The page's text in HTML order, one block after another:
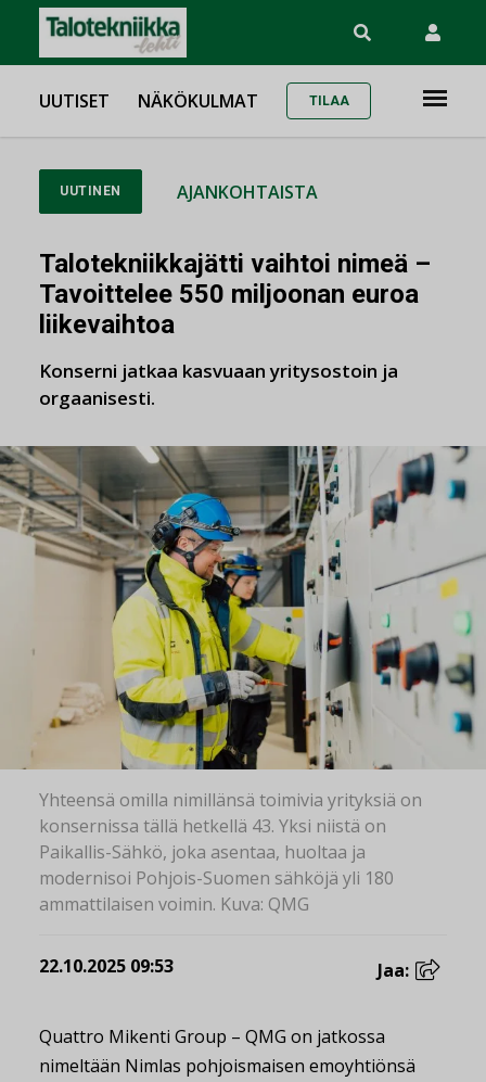
UUTISET NÄKÖKULMAT TILAA
UUTINEN AJANKOHTAISTA
Talotekniikkajätti vaihtoi nimeä –
Tavoittelee 550 miljoonan euroa
liikevaihtoa
Konserni jatkaa kasvuaan yritysostoin ja
orgaanisesti.
Yhteensä omilla nimillänsä toimivia yrityksiä on
konsernissa tällä hetkellä 43. Yksi niistä on
Paikallis-Sähkö, joka asentaa, huoltaa ja
modernisoi Pohjois-Suomen sähköjä yli 180
ammattilaisen voimin. Kuva: QMG
22.10.2025 09:53 Jaa:
Quattro Mikenti Group – QMG on jatkossa
nimeltään Nimlas pohjoismaisen emoyhtiönsä